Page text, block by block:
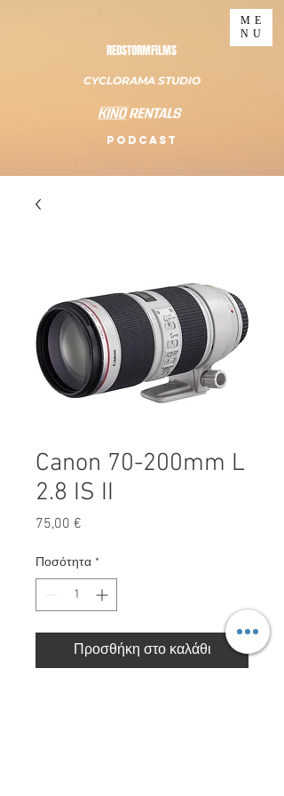
REDSTORMFILMS
CYCLORAMA STUDIO
PODCAST
ME
NU
Canon 70-200mm L
2.8 IS II
75,00 €
Ποσότητα *
Προσθήκη στο καλάθι